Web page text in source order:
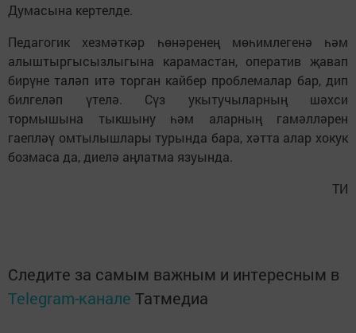
Думасына кертелде.
Педагогик хезмәткәр һөнәренең мөһимлегенә һәм
алыштыргысызлыгына карамастан, оператив җавап
бирүне таләп итә торган кайбер проблемалар бар, дип
билгеләп үтелә. Сүз укытучыларның шәхси
тормышына тыкшыну һәм аларның гамәлләрен
гаепләү омтылышлары турында бара, хәтта алар хокук
бозмаса да, диелә аңлатма язуында.
ТИ
Следите за самым важным и интересным в
Telegram-канале Татмедиа